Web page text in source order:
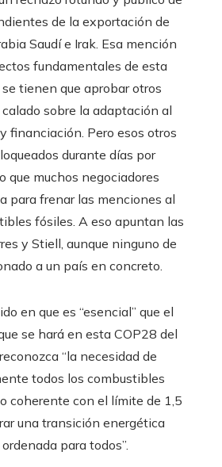
de la exportación de
Saudí e Irak. Esa mención
fundamentales de esta
tienen que aprobar otros
sobre la adaptación al
financiación. Pero esos otros
durante días por
que muchos negociadores
para frenar las menciones al
fósiles. A eso apuntan las
y Stiell, aunque ninguno de
a un país en concreto.
en que es “esencial” que el
se hará en esta COP28 del
“la necesidad de
todos los combustibles
coherente con el límite de 1,5
una transición energética
para todos”.